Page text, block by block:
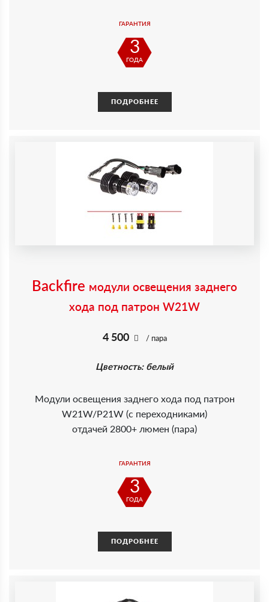
ГАРАНТИЯ
3
ГОДА
ПОДРОБНЕЕ
Backfire модули освещения заднего
хода под патрон W21W
4 500 / пара
Цветность: белый
Модули освещения заднего хода под патрон
W21W/P21W (с переходниками)
отдачей 2800+ люмен (пара)
ГАРАНТИЯ
3
ГОДА
ПОДРОБНЕЕ